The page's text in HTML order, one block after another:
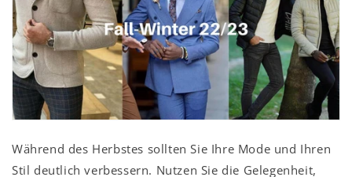
Während des Herbstes sollten Sie Ihre Mode und Ihren
Stil deutlich verbessern. Nutzen Sie die Gelegenheit,